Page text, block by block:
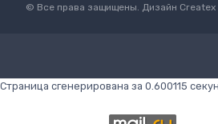
© Все права защищены. Дизайн
Страница сгенерирована за 0.600115